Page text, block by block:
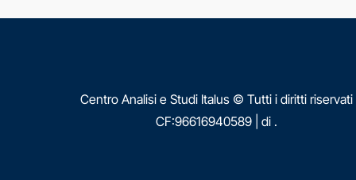
Centro Analisi e Studi Italus © Tutti i diritti riservati
CF:96616940589 di .